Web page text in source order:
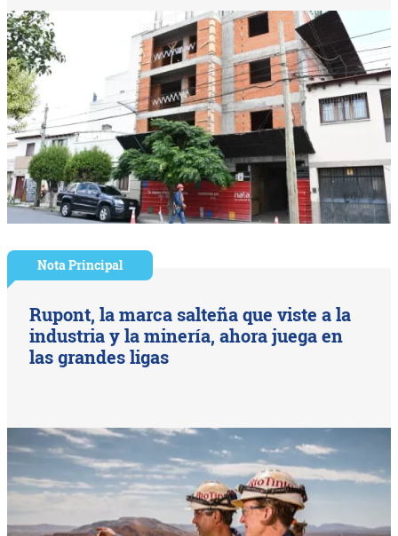
Nota Principal
Rupont, la marca salteña que viste a la
industria y la minería, ahora juega en
las grandes ligas